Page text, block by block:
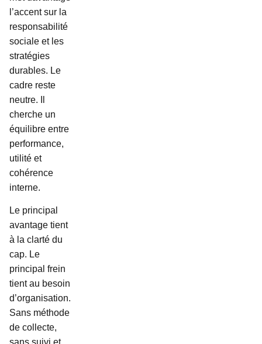
l’accent sur la
responsabilité
sociale et les
stratégies
durables. Le
cadre reste
neutre. Il
cherche un
équilibre entre
performance,
utilité et
cohérence
interne.
Le principal
avantage tient
à la clarté du
cap. Le
principal frein
tient au besoin
d’organisation.
Sans méthode
de collecte,
sans suivi et